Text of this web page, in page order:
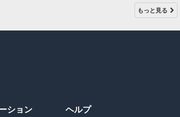
もっと見る
ション ヘルプ